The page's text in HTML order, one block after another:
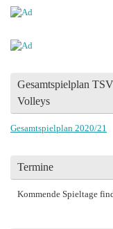
Gesamtspielplan
Volleys
Gesamtspielplan 2020/21
Termine
Kommende Spieltage